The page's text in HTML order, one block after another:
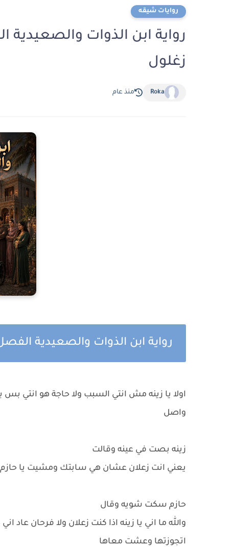
روايات شيقه
زغلول
Roka منذ عام
رواية ابن الذوات والصعيدية الفصل
اولا يا زينه مش انتي السبب ولا حاجة هو انتي
واصل
زينه بصت في عينه وقالت
يعني انت زعلان عشان هي سابتك ومشيت يا حازم
حازم سكت شويه وقال
والله ما اني يا زينه اذا كنت زعلان ولا فرحان
اتجوزتها وعشت معاها